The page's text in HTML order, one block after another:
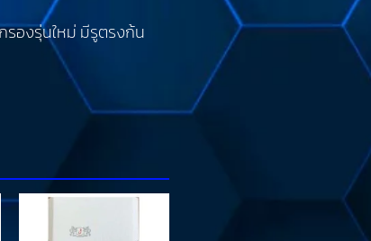
รองรุ่นใหม่ มีรูตรงก้น